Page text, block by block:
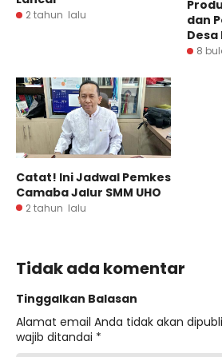
2 tahun lalu
dan
Desa
8
Catat! Ini Jadwal Pemkes
Camaba Jalur SMM UHO
2 tahun lalu
Tidak ada komentar
Tinggalkan Balasan
Alamat email Anda tidak akan
wajib ditandai *